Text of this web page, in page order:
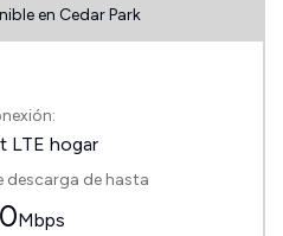
en Cedar Park
LTE hogar
descarga de hasta
Mbps